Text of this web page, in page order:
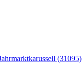
(31095)